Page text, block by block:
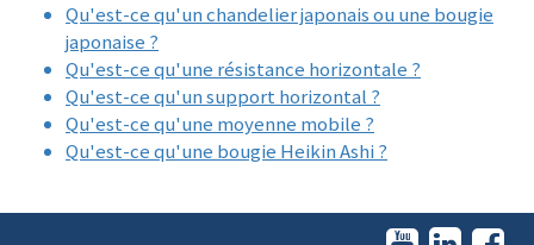
Qu'est-ce qu'un chandelier japonais ou une bougie
japonaise ?
Qu'est-ce qu'une résistance horizontale ?
Qu'est-ce qu'un support horizontal ?
Qu'est-ce qu'une moyenne mobile ?
Qu'est-ce qu'une bougie Heikin Ashi ?